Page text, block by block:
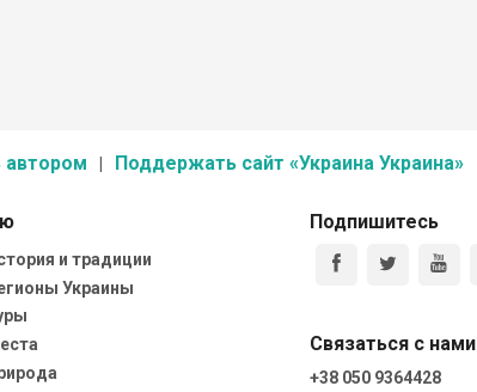
автором Поддержать сайт «Украина Украина»
и традиции
Украины
Подпишитесь
Связаться с нами
+38 050 9364428